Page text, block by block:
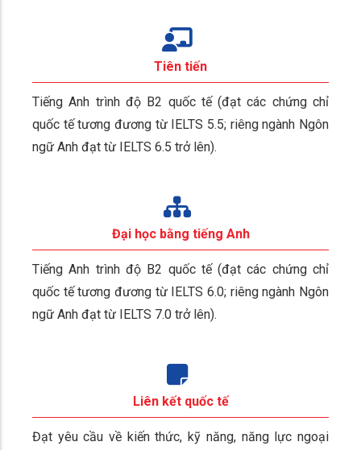
Tiên tiến
Tiếng Anh trình độ B2 quốc tế (đạt các chứng chỉ
quốc tế tương đương từ IELTS 5.5; riêng ngành Ngôn
ngữ Anh đạt từ IELTS 6.5 trở lên).
Đại học bằng tiếng Anh
Tiếng Anh trình độ B2 quốc tế (đạt các chứng chỉ
quốc tế tương đương từ IELTS 6.0; riêng ngành Ngôn
ngữ Anh đạt từ IELTS 7.0 trở lên).
Liên kết quốc tế
Đạt yêu cầu về kiến thức, kỹ năng, năng lực ngoại